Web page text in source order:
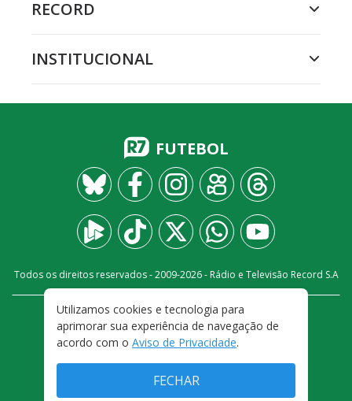
RECORD
INSTITUCIONAL
FUTEBOL
Todos os direitos reservados - 2009-2026- Rádio e Televisão Record S.A
FALE CONOSCO
PRIVACIDADE
TERMOS E CONDIÇÕES DE USO
Utilizamos cookies e tecnologia para
aprimorar sua experiência de navegação de
acordo com o Aviso de Privacidade.
FECHAR